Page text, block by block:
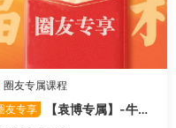
圈友专属课程
友专享
【袁博专属】-牛散